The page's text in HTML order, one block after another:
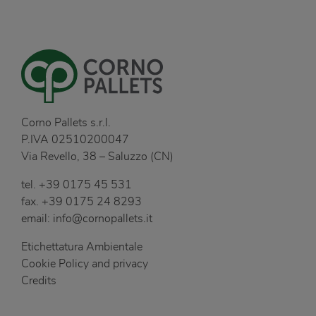
Corno Pallets s.r.l.
P.IVA 02510200047
Via Revello, 38 – Saluzzo (CN)
tel. +39 0175 45 531
fax. +39 0175 24 8293
email: info@cornopallets.it
Etichettatura Ambientale
Cookie Policy and privacy
Credits